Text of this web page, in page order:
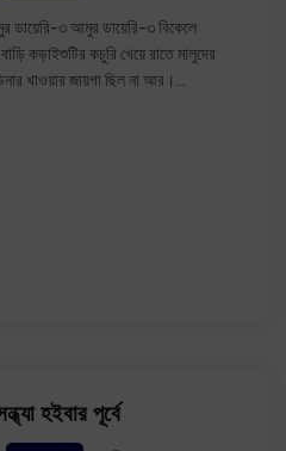
ডায়েরি-৩ আমুর ডায়েরি-৩ বিকেলে
বাড়ি কড়াইশুটির কচুরি খেয়ে রাতে মালুদের
খাওয়ার জায়গা ছিল না আর।…
হইবার পূর্বে